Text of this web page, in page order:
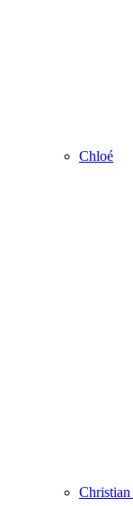
Chloé